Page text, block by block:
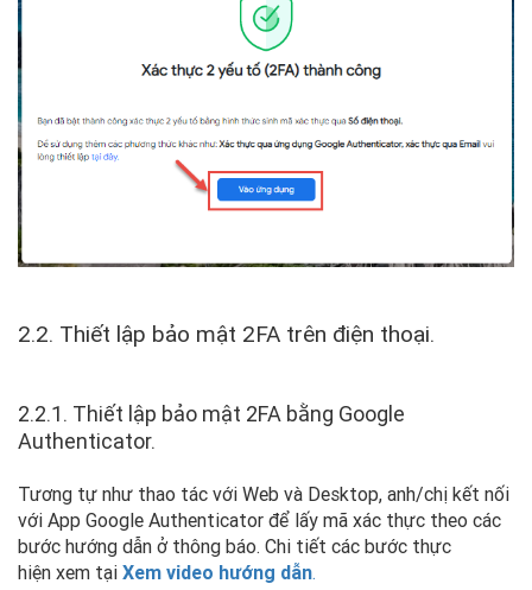
2.2. Thiết lập bảo mật 2FA trên điện thoại.
2.2.1. Thiết lập bảo mật 2FA bằng Google
Authenticator.
Tương tự như thao tác với Web và Desktop, anh/chị kết nối
với App Google Authenticator để lấy mã xác thực theo các
bước hướng dẫn ở thông báo. Chi tiết các bước thực
hiện xem tại Xem video hướng dẫn.